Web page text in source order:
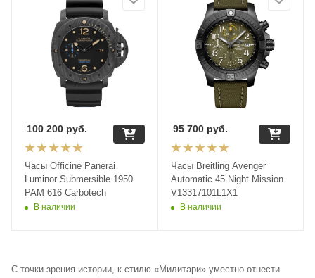
Часы Officine Panerai
Luminor Submersible 1950
PAM 616 Carbotech
В наличии
100 200 руб.
Часы Breitling Avenger
Automatic 45 Night Mission
V13317101L1X1
В наличии
95 700руб.
С точки зрения истории, к стилю «Милитари» уместно отнести